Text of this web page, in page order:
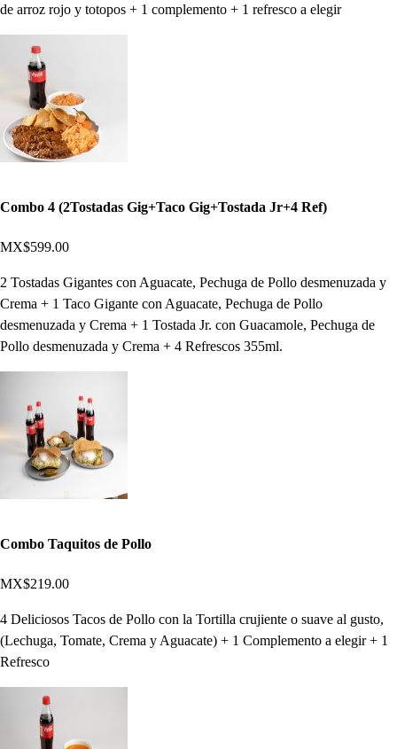
de arroz rojo y totopos + 1 complemento + 1 refresco a elegir
Combo 4 (2Tostadas Gig+Taco Gig+Tostada Jr+4 Ref)
MX$599.00
2 Tostadas Gigantes con Aguacate, Pechuga de Pollo desmenuzada y
Crema + 1 Taco Gigante con Aguacate, Pechuga de Pollo
desmenuzada y Crema + 1 Tostada Jr. con Guacamole, Pechuga de
Pollo desmenuzada y Crema + 4 Refrescos 355ml.
Combo Taquitos de Pollo
MX$219.00
4 Deliciosos Tacos de Pollo con la Tortilla crujiente o suave al gusto,
(Lechuga, Tomate, Crema y Aguacate) + 1 Complemento a elegir + 1
Refresco